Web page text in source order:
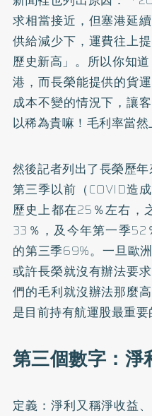
求相當接近，但塞港延
供給減少下，運費往上
歷史新高」。所以你知
港，而長榮能提供的貨
成本不變的情況下，讓
以稀為貴嘛！毛利率當然
然後記者列出了長榮歷
第三季以前（COVID造
歷史上都在25％左右，
33％，及今年第一季
的第三季69%。一旦歐
或許長榮就沒有辦法要
們的毛利就沒辦法那麼
是目前持有航運股最重要
第三個數字：淨
定義：淨利又稱淨收益